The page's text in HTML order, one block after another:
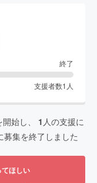
終了
支援者数1 人
始し、 1 人の支援に
募集を終了しました
ほしい